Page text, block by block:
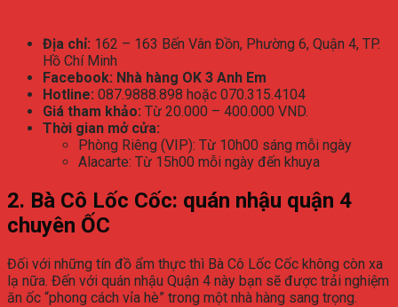
Địa chỉ: 162 – 163 Bến Vân Đồn, Phường 6, Quận 4, TP.
Hồ Chí Minh
Facebook: Nhà hàng OK 3 Anh Em
Hotline: 087.9888.898 hoặc 070.315.4104
Giá tham khảo: Từ 20.000 – 400.000 VND.
Thời gian mở cửa:
Phòng Riêng (VIP): Từ 10h00 sáng mỗi ngày
Alacarte: Từ 15h00 mỗi ngày đến khuya
2. Bà Cô Lốc Cốc: quán nhậu quận 4
chuyên ỐC
Đối với những tín đồ ẩm thực thì Bà Cô Lốc Cốc không còn xa
lạ nữa. Đến với quán nhậu Quận 4 này bạn sẽ được trải nghiệm
ăn ốc “phong cách vỉa hè” trong một nhà hàng sang trọng.